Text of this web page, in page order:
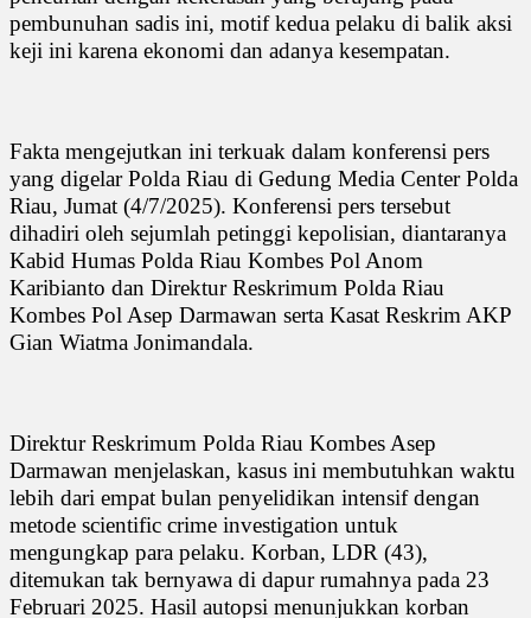
pembunuhan sadis ini, motif kedua pelaku di balik aksi
keji ini karena ekonomi dan adanya kesempatan.
Fakta mengejutkan ini terkuak dalam konferensi pers
yang digelar Polda Riau di Gedung Media Center Polda
Riau, Jumat (4/7/2025). Konferensi pers tersebut
dihadiri oleh sejumlah petinggi kepolisian, diantaranya
Kabid Humas Polda Riau Kombes Pol Anom
Karibianto dan Direktur Reskrimum Polda Riau
Kombes Pol Asep Darmawan serta Kasat Reskrim AKP
Gian Wiatma Jonimandala.
Direktur Reskrimum Polda Riau Kombes Asep
Darmawan menjelaskan, kasus ini membutuhkan waktu
lebih dari empat bulan penyelidikan intensif dengan
metode scientific crime investigation untuk
mengungkap para pelaku. Korban, LDR (43),
ditemukan tak bernyawa di dapur rumahnya pada 23
Februari 2025. Hasil autopsi menunjukkan korban